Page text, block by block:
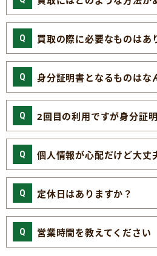
買取の際に必要なものはあ
身分証明書となるものはな
2回目の利用ですが身分証
個人情報が心配だけど大丈
定休日はありますか？
営業時間を教えてください